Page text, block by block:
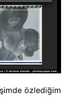
özlediğim